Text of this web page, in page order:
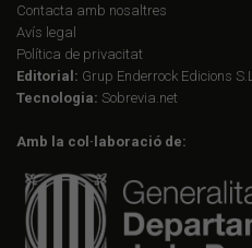
Contacta amb nosaltres
Avís legal
Política de privacitat
Editorial: Grup Enderrock Edicions S.L.
Tecnologia: Sobrevia.net
Amb la col·laboració de: